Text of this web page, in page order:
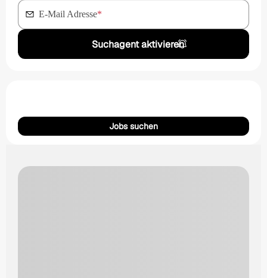
E-Mail Adresse*
Suchagent aktivieren
Jobs suchen